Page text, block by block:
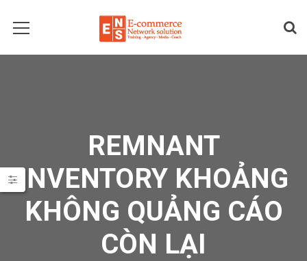
REMNANT
INVENTORY KHOẢNG
KHÔNG QUẢNG CÁO
CÒN LẠI